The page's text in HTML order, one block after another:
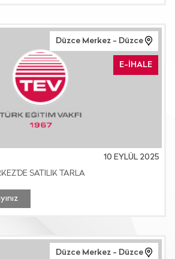
Düzce Merkez - Düzce
E-İHALE
10 EYLÜL 2025
SATILIK TARLA
Düzce Merkez - Düzce